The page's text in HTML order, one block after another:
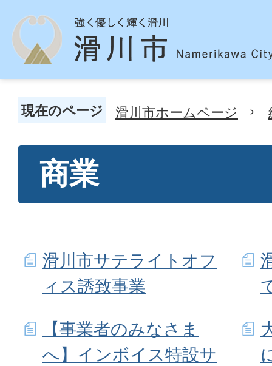
現在のページ 滑川市ホームページ
商業
滑川市サテライトオフ
ィス誘致事業
【事業者のみなさま
へ】インボイス特設サ